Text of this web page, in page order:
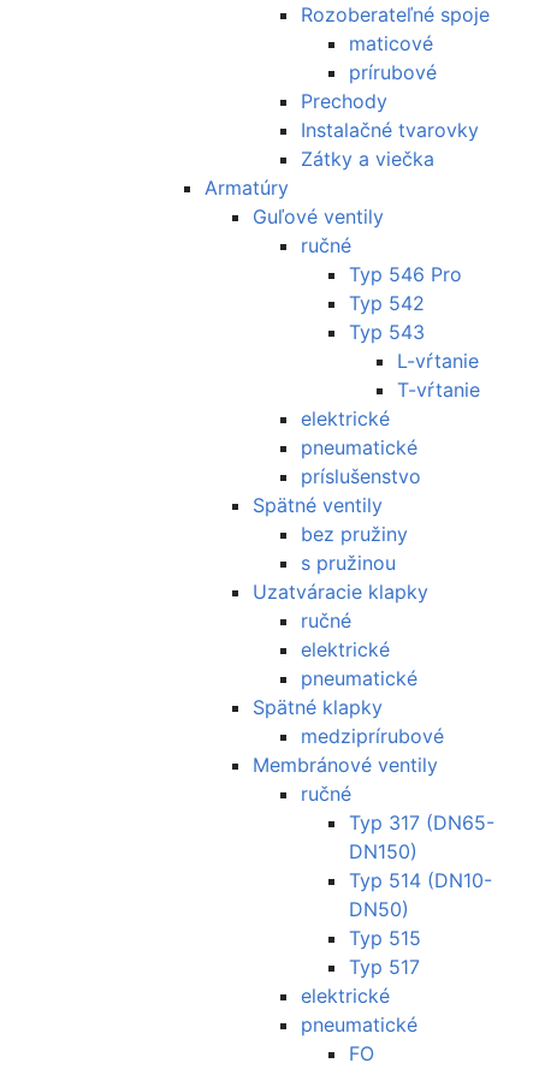
Rozoberateľné spoje
maticové
prírubové
Prechody
Instalačné tvarovky
Zátky a viečka
Armatúry
Guľové ventily
ručné
Typ 546 Pro
Typ 542
Typ 543
L-vŕtanie
T-vŕtanie
elektrické
pneumatické
príslušenstvo
Spätné ventily
bez pružiny
s pružinou
Uzatváracie klapky
ručné
elektrické
pneumatické
Spätné klapky
medziprírubové
Membránové ventily
ručné
Typ 317 (DN65-
DN150)
Typ 514 (DN10-
DN50)
Typ 515
Typ 517
elektrické
pneumatické
FO